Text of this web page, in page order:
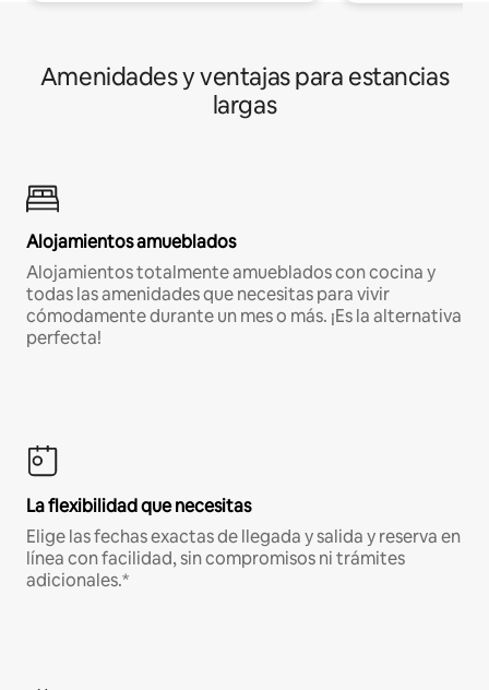
Amenidades y ventajas para estancias
largas
Alojamientos amueblados
Alojamientos totalmente amueblados con cocina y
todas las amenidades que necesitas para vivir
cómodamente durante un mes o más. ¡Es la alternativa
perfecta!
La flexibilidad que necesitas
Elige las fechas exactas de llegada y salida y reserva en
línea con facilidad, sin compromisos ni trámites
adicionales.*